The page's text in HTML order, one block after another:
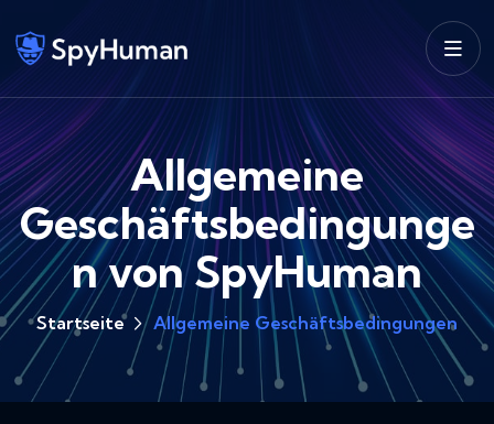
Allgemeine
Geschäftsbedingunge
n von SpyHuman
Startseite Allgemeine Geschäftsbedingungen